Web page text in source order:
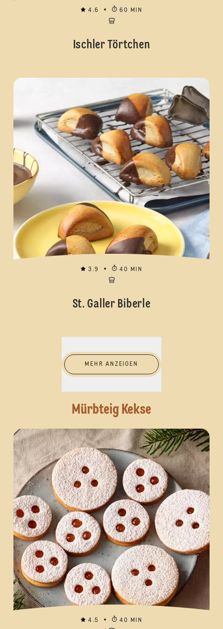
4.6 60 MIN
Ischler Törtchen
3.9 40 MIN
St. Galler Biberle
MEHR ANZEIGEN
Mürbteig Kekse
4.5 40 MIN